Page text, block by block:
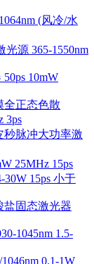
(风冷/水
源 365-1550nm
10mW
全正态色散
3ps
秒脉冲大功率激
25MHz 15ps
30W 15ps 小于
盐固态激光器
1045nm 1.5-
0.1-1W